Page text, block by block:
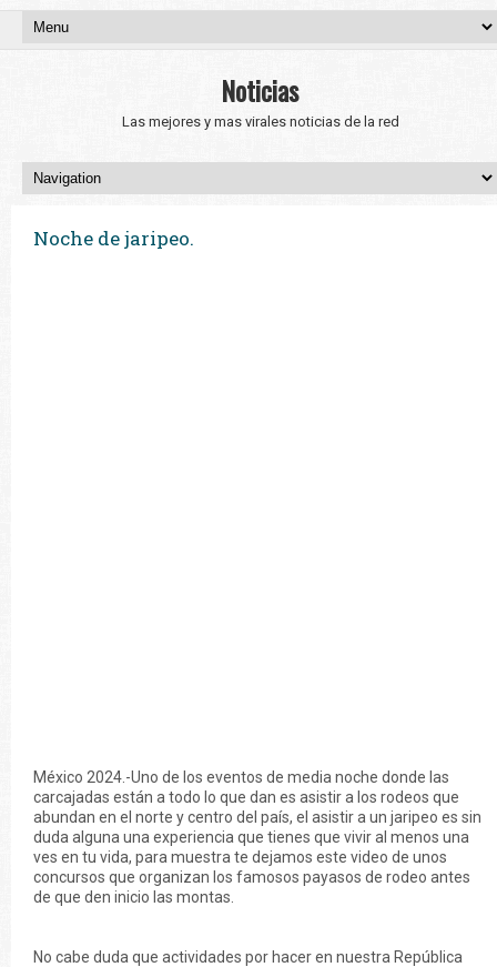
Noticias
Las mejores y mas virales noticias de la red
Noche de jaripeo.
México 2024.-Uno de los eventos de media noche donde las
carcajadas están a todo lo que dan es asistir a los rodeos que
abundan en el norte y centro del país, el asistir a un jaripeo es sin
duda alguna una experiencia que tienes que vivir al menos una
ves en tu vida, para muestra te dejamos este video de unos
concursos que organizan los famosos payasos de rodeo antes
de que den inicio las montas.
No cabe duda que actividades por hacer en nuestra República